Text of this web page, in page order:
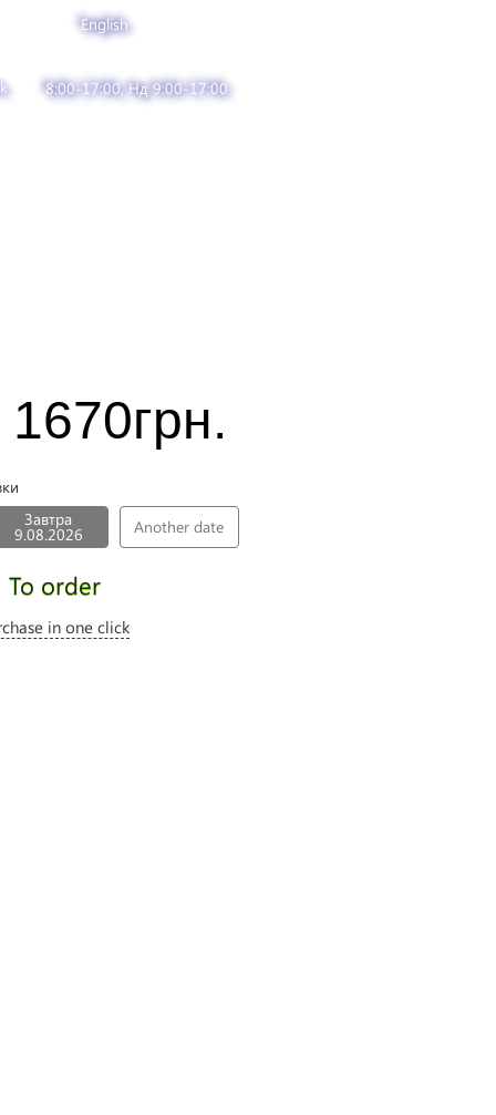
English
8:00-17:00, Нд 9:00-17:00
1670грн.
Завтра
9.08.2026 Another date
To order
in one click